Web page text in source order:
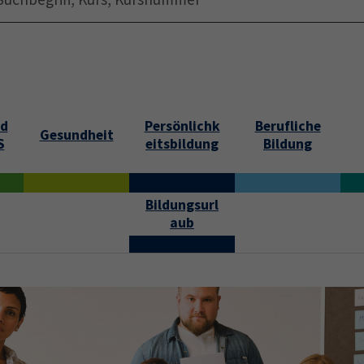
Gesundheit
Persönlichk
eitsbildung
Berufliche
Bildung
Bildungsurl
aub